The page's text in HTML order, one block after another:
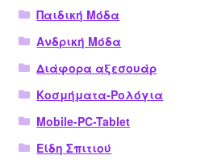
Παιδική Μόδα
Ανδρική Μόδα
Διάφορα αξεσουάρ
Κοσμήματα-Ρολόγια
Mobile-PC-Tablet
Είδη Σπιτιού